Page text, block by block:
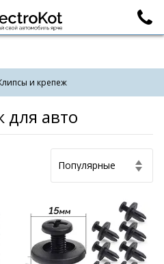
и крепеж
для авто